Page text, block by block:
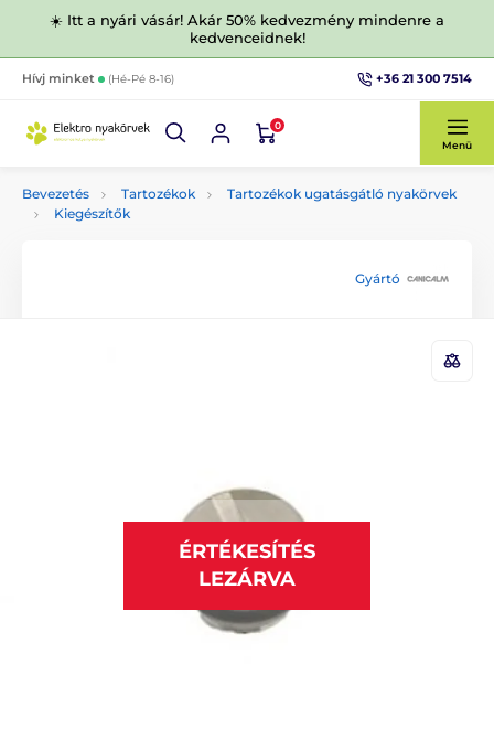
☀️ Itt a nyári vásár! Akár 50% kedvezmény mindenre a
kedvenceidnek!
Hívj minket (Hé-Pé 8-16) +36 21 300 7514
0
Menü
Bevezetés Tartozékok
Tartozékok ugatásgátló nyakörvek
Kiegészítők
Gyártó
ÉRTÉKESÍTÉS
LEZÁRVA